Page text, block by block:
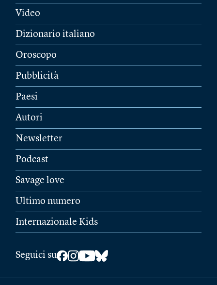
Video
Dizionario italiano
Oroscopo
Pubblicità
Paesi
Autori
Newsletter
Podcast
Savage love
Ultimo numero
Internazionale Kids
Seguici su